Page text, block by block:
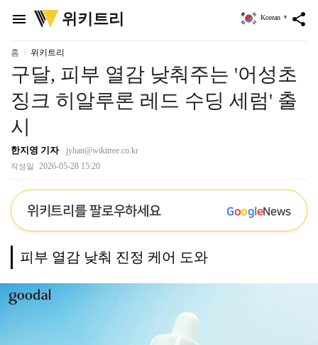
menu
위
키
리
위키트리 share
Korean ▼
홈 위키트리
구달, 피부 열감 낮춰주는 '어성초
징크 히알루론 레드 수딩 세럼' 출
시
한지영 기자 jyhan@wikitree.co.kr
작성일 2026-05-28 15:20
위키트리를 팔로우하세요 GoogleNews
피부 열감 낮춰 진정 케어 도와